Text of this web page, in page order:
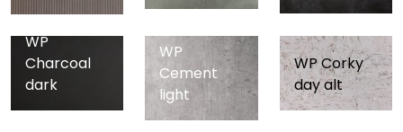
WP
Charcoal
dark
WP
Cement
light
WP Corky
day alt